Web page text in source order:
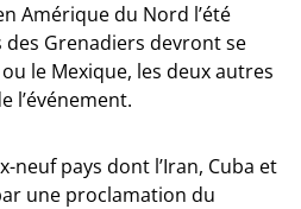
Amérique du Nord l’été
des Grenadiers devront se
le Mexique, les deux autres
l’événement.
neuf pays dont l’Iran, Cuba et
une proclamation du